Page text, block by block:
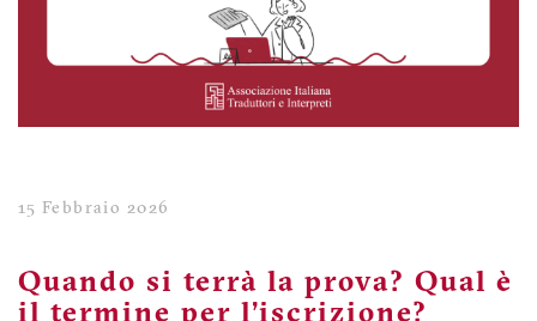
15 Febbraio 2026
Quando si terrà la prova? Qual è